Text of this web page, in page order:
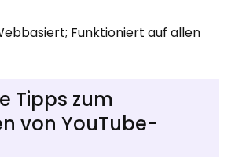
Funktioniert auf allen
Tipps zum
von YouTube-